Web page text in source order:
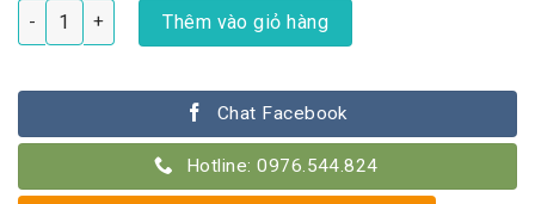
Cách dùng cambi Nhật cho lan hiệu quả số lượng
Thêm vào giỏ hàng
Chat Facebook
Hotline: 0976.544.824